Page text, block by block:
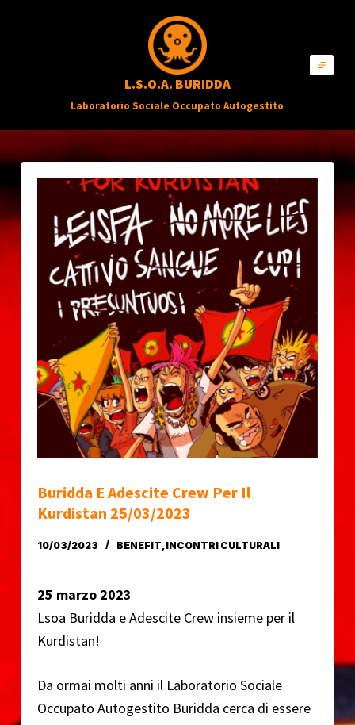
a
l
o
n
t
L.S.O.A. BURIDDA
Laboratorio Sociale Occupato Autogestito
Buridda E Adescite Crew Per Il
Kurdistan 25/03/2023
10/03/2023 BENEFIT,INCONTRI CULTURALI
25 marzo 2023
Lsoa Buridda e Adescite Crew insieme per il
Kurdistan!
Da ormai molti anni il Laboratorio Sociale
Occupato Autogestito Buridda cerca di essere